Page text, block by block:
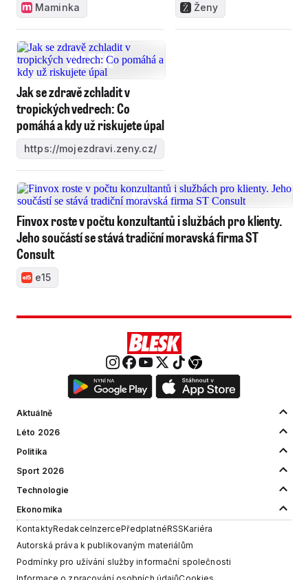
Maminka Ženy
Jak se zdravě zchladit v
tropických vedrech: Co
pomáhá a kdy už riskujete úpal
https://mojezdravi.zeny.cz/
Finvox roste v počtu konzultantů i službách pro klienty.
Jeho součástí se stává tradiční moravská firma ST
Consult
e15
Aktuálně
Léto 2026
Politika
Sport 2026
Technologie
Ekonomika
KontaktyRedakceInzercePředplatnéRSSKariéra
Autorská práva k publikovaným materiálům
Podmínky pro užívání služby informační společnosti